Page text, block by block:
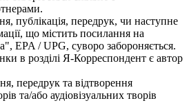
публікація, передрук, чи наступне
що містить посилання на
EPA / UPG, суворо забороняється.
в розділі Я-Корреспондент є автор
передрук та відтворення
та/або аудіовізуальних творів